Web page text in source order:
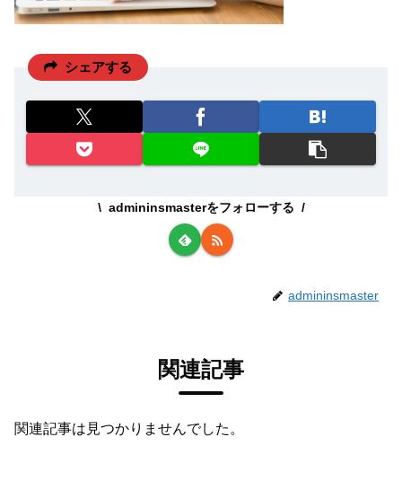
シェアする
admininsmasterをフォローする
admininsmaster
関連記事
関連記事は見つかりませんでした。